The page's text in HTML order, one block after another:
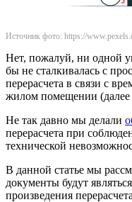
Источник фото: https://
Нет, пожалуй, ни одной
бы не сталкивалась с
перерасчета в связи с
жилом помещении (далее
Не так давно мы делали
перерасчета при
технической
В данной статье мы
документы будут
произведения